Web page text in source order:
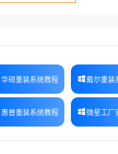
华硕重装系统教程 戴尔重装
惠普重装系统教程 微星工厂